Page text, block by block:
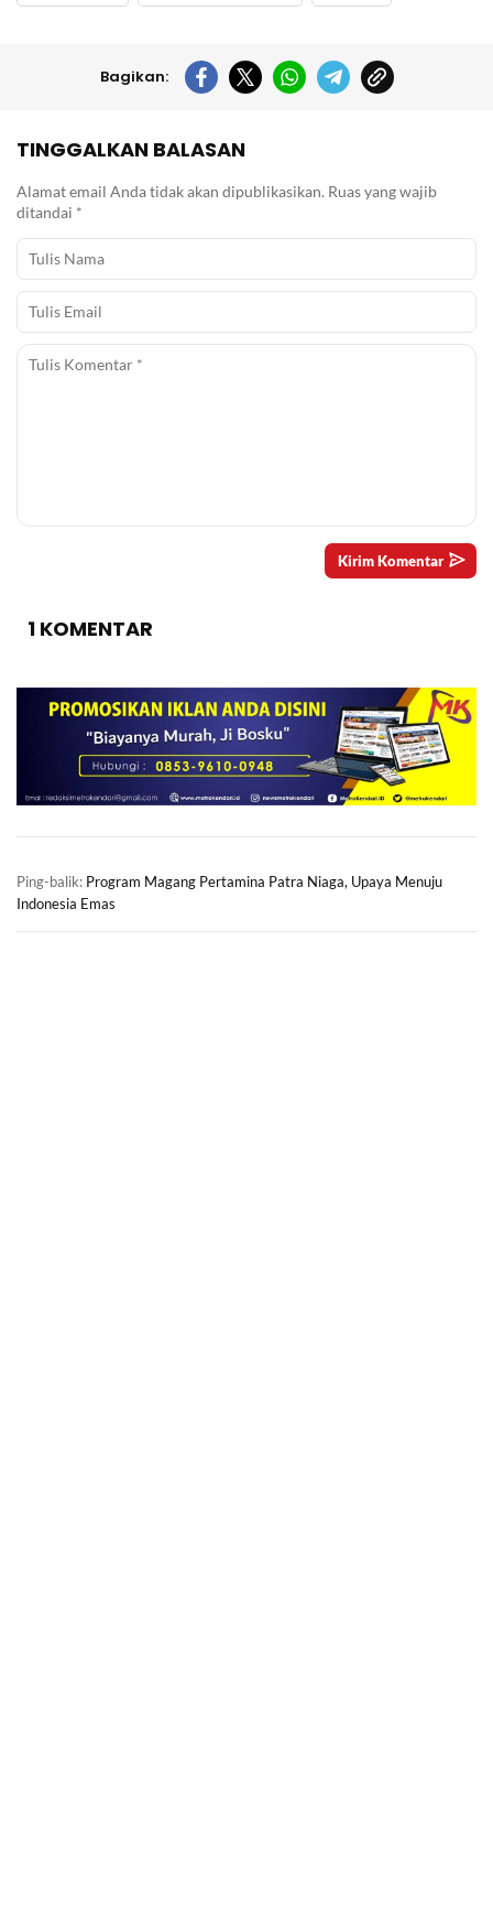
Bagikan:
TINGGALKAN BALASAN
Alamat email Anda tidak akan dipublikasikan. Ruas yang wajib
ditandai *
1 KOMENTAR
Ping-balik: Program Magang Pertamina Patra Niaga, Upaya Menuju
Indonesia Emas